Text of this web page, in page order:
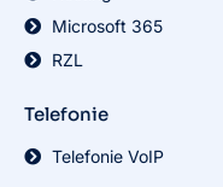
Microsoft 365
RZL
Telefonie
Telefonie VoIP